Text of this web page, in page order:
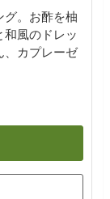
グ。お酢を柚
風のドレッ
、カプレーゼ